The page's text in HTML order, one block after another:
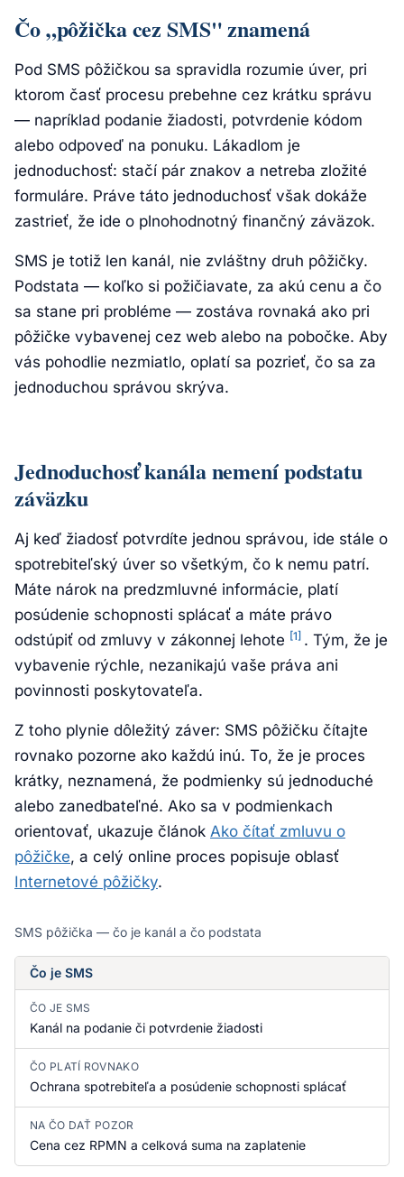
Čo „pôžička cez SMS" znamená
Pod SMS pôžičkou sa spravidla rozumie úver, pri
ktorom časť procesu prebehne cez krátku správu
— napríklad podanie žiadosti, potvrdenie kódom
alebo odpoveď na ponuku. Lákadlom je
jednoduchosť: stačí pár znakov a netreba zložité
formuláre. Práve táto jednoduchosť však dokáže
zastrieť, že ide o plnohodnotný finančný záväzok.
SMS je totiž len kanál, nie zvláštny druh pôžičky.
Podstata — koľko si požičiavate, za akú cenu a čo
sa stane pri probléme — zostáva rovnaká ako pri
pôžičke vybavenej cez web alebo na pobočke. Aby
vás pohodlie nezmiatlo, oplatí sa pozrieť, čo sa za
jednoduchou správou skrýva.
Jednoduchosť kanála nemení podstatu
záväzku
Aj keď žiadosť potvrdíte jednou správou, ide stále o
spotrebiteľský úver so všetkým, čo k nemu patrí.
Máte nárok na predzmluvné informácie, platí
posúdenie schopnosti splácať a máte právo
odstúpiť od zmluvy v zákonnej lehote [1] . Tým, že je
vybavenie rýchle, nezanikajú vaše práva ani
povinnosti poskytovateľa.
Z toho plynie dôležitý záver: SMS pôžičku čítajte
rovnako pozorne ako každú inú. To, že je proces
krátky, neznamená, že podmienky sú jednoduché
alebo zanedbateľné. Ako sa v podmienkach
orientovať, ukazuje článok Ako čítať zmluvu o
pôžičke, a celý online proces popisuje oblasť
Internetové pôžičky.
SMS pôžička — čo je kanál a čo podstata
Čo je SMS
ČO JE SMS
Kanál na podanie či potvrdenie žiadosti
ČO PLATÍ ROVNAKO
Ochrana spotrebiteľa a posúdenie schopnosti splácať
NA ČO DAŤ POZOR
Cena cez RPMN a celková suma na zaplatenie